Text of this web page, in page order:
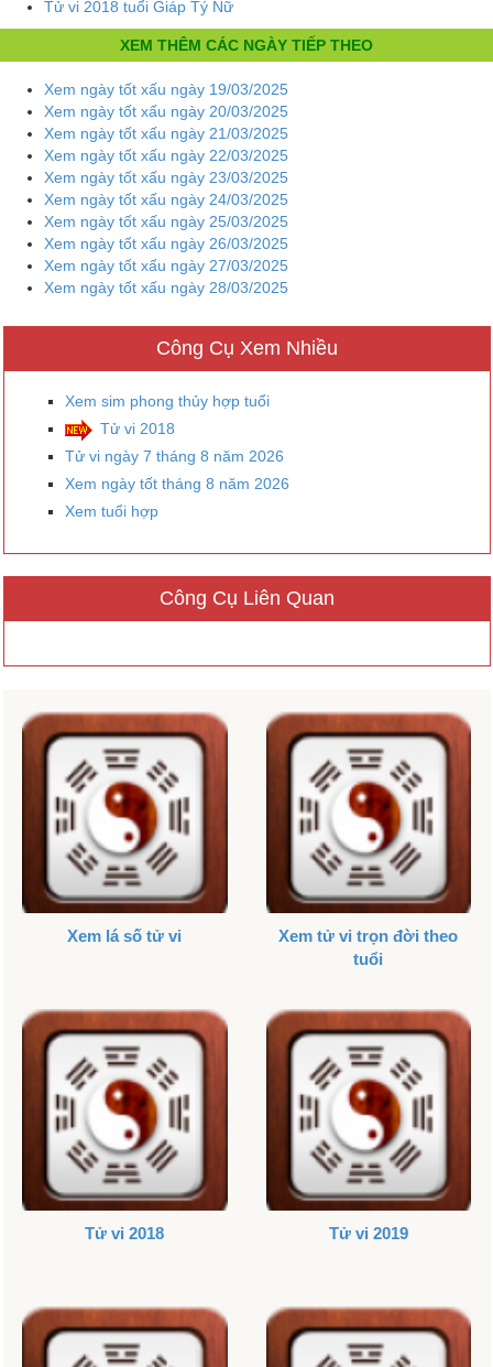
Tử vi 2018 tuổi Giáp Tý Nữ
XEM THÊM CÁC NGÀY TIẾP THEO
Xem ngày tốt xấu ngày 19/03/2025
Xem ngày tốt xấu ngày 20/03/2025
Xem ngày tốt xấu ngày 21/03/2025
Xem ngày tốt xấu ngày 22/03/2025
Xem ngày tốt xấu ngày 23/03/2025
Xem ngày tốt xấu ngày 24/03/2025
Xem ngày tốt xấu ngày 25/03/2025
Xem ngày tốt xấu ngày 26/03/2025
Xem ngày tốt xấu ngày 27/03/2025
Xem ngày tốt xấu ngày 28/03/2025
Công Cụ Xem Nhiều
Xem sim phong thủy hợp tuổi
Tử vi 2018
Tử vi ngày 7 tháng 8 năm 2026
Xem ngày tốt tháng 8 năm 2026
Xem tuổi hợp
Công Cụ Liên Quan
Xem lá số tử vi
Xem tử vi trọn đời theo
tuổi
Tử vi 2018 Tử vi 2019